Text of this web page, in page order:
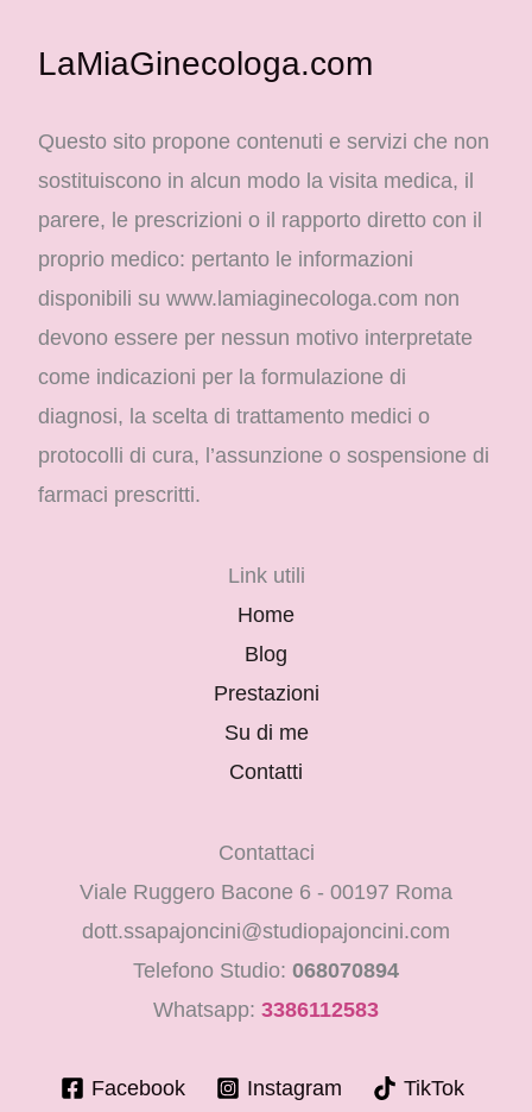
LaMiaGinecologa.com
Questo sito propone contenuti e servizi che non
sostituiscono in alcun modo la visita medica, il
parere, le prescrizioni o il rapporto diretto con il
proprio medico: pertanto le informazioni
disponibili su www.lamiaginecologa.com non
devono essere per nessun motivo interpretate
come indicazioni per la formulazione di
diagnosi, la scelta di trattamento medici o
protocolli di cura, l’assunzione o sospensione di
farmaci prescritti.
Link utili
Home
Blog
Prestazioni
Su di me
Contatti
Contattaci
Viale Ruggero Bacone 6 - 00197 Roma
dott.ssapajoncini@studiopajoncini.com
Telefono Studio: 068070894
Whatsapp: 3386112583
Facebook Instagram TikTok